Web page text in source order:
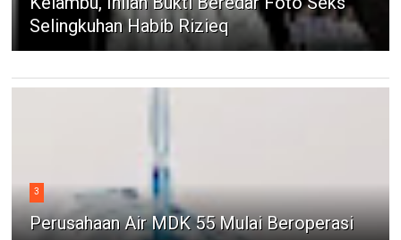
Selingkuhan Habib Rizieq
3
Perusahaan Air MDK 55 Mulai Beroperasi